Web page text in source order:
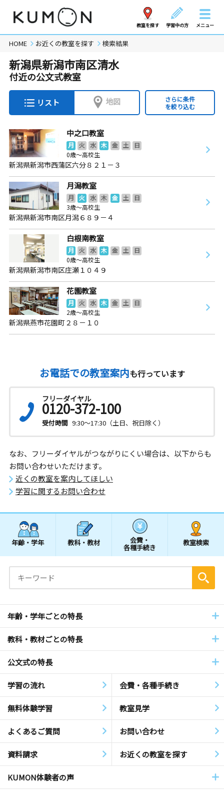
教室を探す 学習中の方 メニュー
HOME お近くの教室を探す 検索結果
新潟県新潟市南区清水
付近の公文式教室
リスト 地図
さらに条件
を絞り込む
中之口教室
月 火 水 木 金 土
日
0歳～高校生
新潟県新潟市西蒲区六分８２１－３
月潟教室
月 火 水 木 金 土
日
3歳～高校生
新潟県新潟市南区月潟６８９－４
白根南教室
月 火 水 木 金 土
日
0歳～高校生
新潟県新潟市南区庄瀬１０４９
花園教室
月 火 水 木 金 土
日
2歳～高校生
新潟県燕市花園町２８－１０
お電話での教室案内も行っています
フリーダイヤル
0120-372-100
受付時間 9:30～17:30（土日、祝日除く）
なお、フリーダイヤルがつながりにくい場合は、以下からも
お問い合わせいただけます。
近くの教室を案内してほしい
学習に関するお問い合わせ
年齢・学年 教科・教材 会費・
各種手続き
教室検索
年齢・学年ごとの特長
教科・教材ごとの特長
公文式の特長
学習の流れ 会費・各種手続き
無料体験学習 教室見学
よくあるご質問 お問い合わせ
資料請求 お近くの教室を探す
KUMON体験者の声